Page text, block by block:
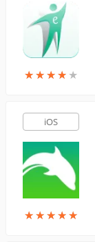
★★★★ ★
★★★★ ★
iOS
★★★★★
★★★★★